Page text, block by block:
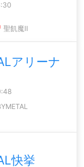
聖飢魔Ⅱ
アリーナ
快挙